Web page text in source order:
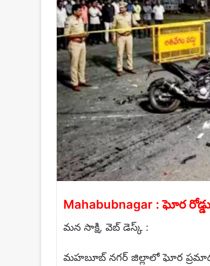
Mahabubnagar : ఘోర
మన సాక్షి, వెబ్ డెస్క్ :
మహబూబ్ నగర్ జిల్లాలో ఘోర ప్రమాదం